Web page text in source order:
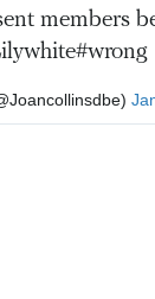
members